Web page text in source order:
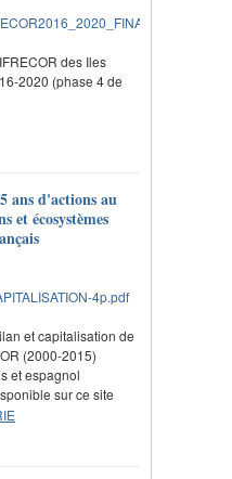
des Iles
2020 (phase 4 de
ans d'actions au
et écosystèmes
et capitalisation de
(2000-2015)
et espagnol
sur ce site